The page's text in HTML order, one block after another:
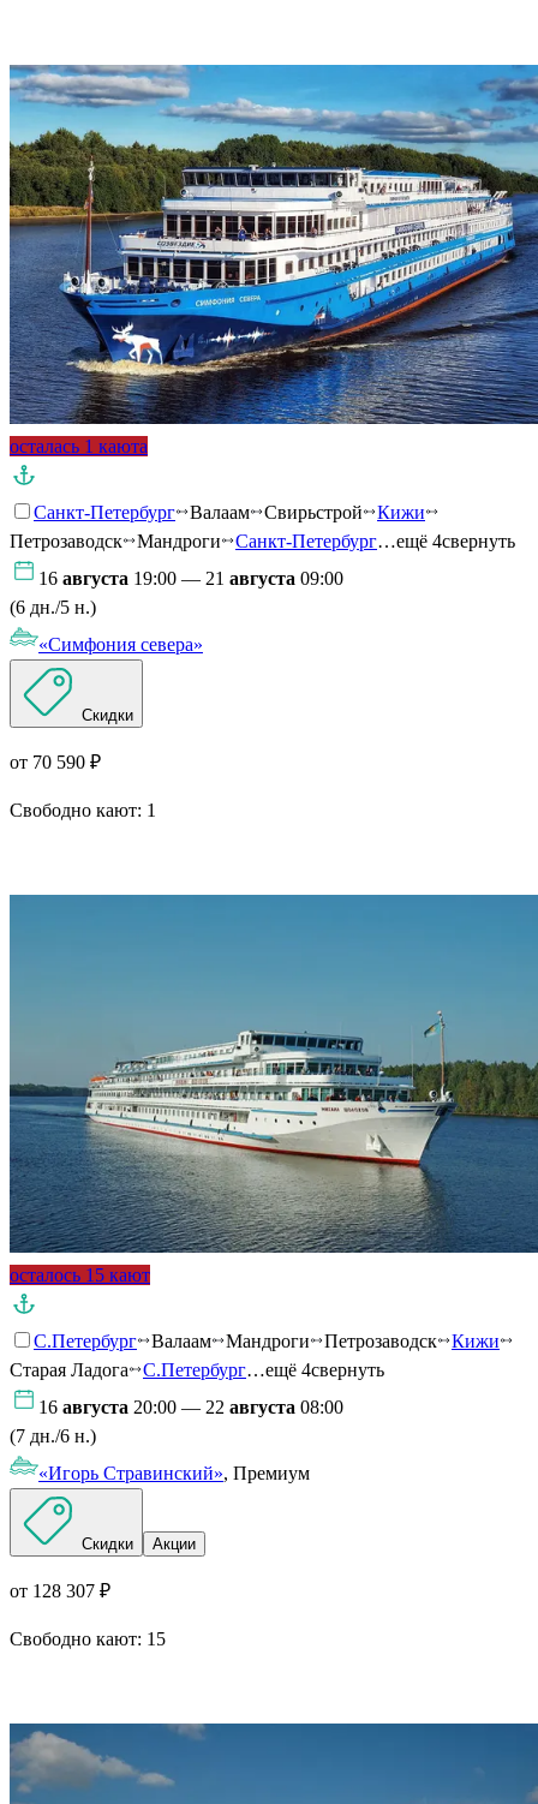
осталась 1 каюта
Санкт-Петербург Валаам Свирьстрой
Кижи
Петрозаводск
Мандроги Санкт-Петербург…ещё 4свернуть
16 августа 19:00 — 21 августа 09:00
(6 дн./5 н.)
«Симфония севера»
Скидки
от 70 590 ₽
Свободно кают: 1
осталось 15 кают
С.Петербург Валаам Мандроги Петрозаводск
Кижи
Старая Ладога
С.Петербург…ещё 4свернуть
16 августа 20:00 — 22 августа 08:00
(7 дн./6 н.)
«Игорь Стравинский», Премиум
Скидки Акции
от 128 307 ₽
Свободно кают: 15